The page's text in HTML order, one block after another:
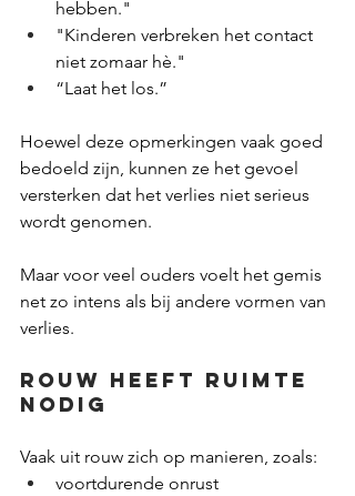
hebben."
"Kinderen verbreken het contact
niet zomaar hè."
“Laat het los.”
Hoewel deze opmerkingen vaak goed
bedoeld zijn, kunnen ze het gevoel
versterken dat het verlies niet serieus
wordt genomen.
Maar voor veel ouders voelt het gemis
net zo intens als bij andere vormen van
verlies.
Rouw heeft ruimte
nodig
Vaak uit rouw zich op manieren, zoals:
voortdurende onrust